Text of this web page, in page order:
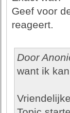
Geef voor
reageert.
Door
want ik